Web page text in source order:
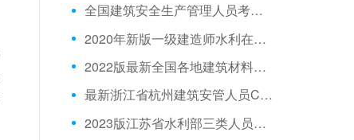
全国建筑安全生产管理人员考试历年真题
2020年新版一级建造师水利在线考核模拟习题参考资料
2022版最新全国各地建筑材料员答题
最新浙江省杭州建筑安管人员C证在线考试历年题库和押题
2023版江苏省水利部三类人员C证历年真题